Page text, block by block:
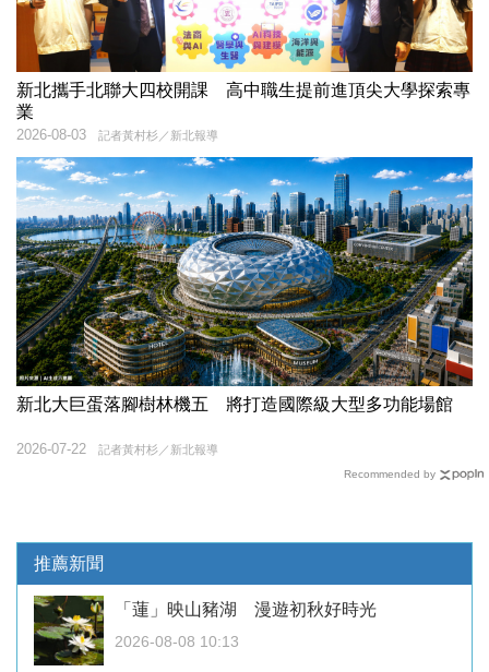
新北攜手北聯大四校開課 高中職生提前進頂尖大學探索專
業
記者黃村杉／新北報導
2026-08-03
新北大巨蛋落腳樹林機五 將打造國際級大型多功能場館
記者黃村杉／新北報導
2026-07-22
Recommended by
推薦新聞
「蓮」映山豬湖 漫遊初秋好時光
2026-08-08 10:13